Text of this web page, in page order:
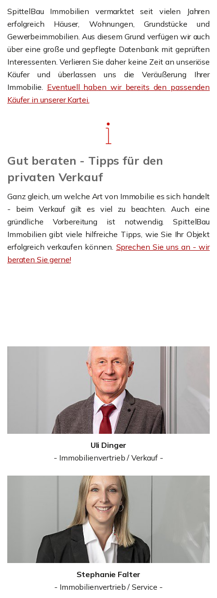
SpittelBau Immobilien vermarktet seit vielen Jahren
erfolgreich Häuser, Wohnungen, Grundstücke und
Gewerbeimmobilien. Aus diesem Grund verfügen wir auch
über eine große und gepflegte Datenbank mit geprüften
Interessenten. Verlieren Sie daher keine Zeit an unseriöse
Käufer und überlassen uns die Veräußerung Ihrer
Immobilie. Eventuell haben wir bereits den passenden
Käufer in unserer Kartei.
Gut beraten - Tipps für den
privaten Verkauf
Ganz gleich, um welche Art von Immobilie es sich handelt
- beim Verkauf gilt es viel zu beachten. Auch eine
gründliche Vorbereitung ist notwendig. SpittelBau
Immobilien gibt viele hilfreiche Tipps, wie Sie Ihr Objekt
erfolgreich verkaufen können. Sprechen Sie uns an - wir
beraten Sie gerne!
Uli Dinger
- Immobilienvertrieb / Verkauf -
Stephanie Falter
- Immobilienvertrieb / Service -